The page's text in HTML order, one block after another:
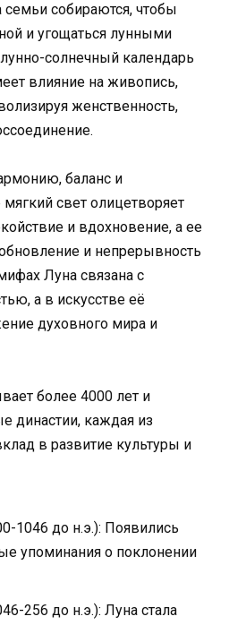
собираются, чтобы
и угощаться лунными
солнечный календарь
влияние на живопись,
женственность,
баланс и
свет олицетворяет
и вдохновение, а ее
и непрерывность
Луна связана с
а в искусстве её
духовного мира и
более 4000 лет и
династии, каждая из
в развитие культуры и
1046 до н.э.): Появились
упоминания о поклонении
256 до н.э.): Луна стала